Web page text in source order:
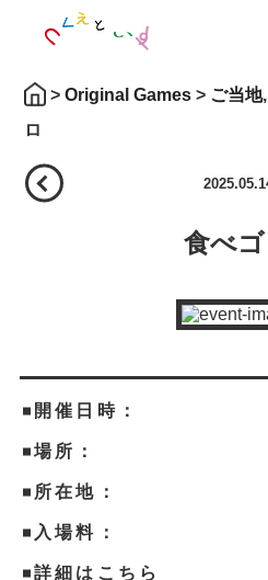
>Original Games > ご当地
ロ
食べゴ
開催日時：
場所：
所在地：
入場料：
詳細はこちら